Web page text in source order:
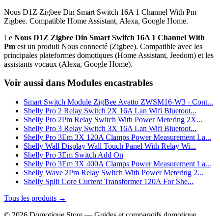
Nous D1Z Zigbee Din Smart Switch 16A 1 Channel With Pm —
Zigbee. Compatible Home Assistant, Alexa, Google Home.
Le Nous D1Z Zigbee Din Smart Switch 16A 1 Channel With
Pm est un produit Nous connecté (Zigbee). Compatible avec les
principales plateformes domotiques (Home Assistant, Jeedom) et les
assistants vocaux (Alexa, Google Home).
Voir aussi dans Modules encastrables
Smart Switch Module ZigBee Avatto ZWSM16-W3 - Cont...
Shelly Pro 2 Relay Switch 2X 16A Lan Wifi Bluetoot...
Shelly Pro 2Pm Relay Switch With Power Metering 2X...
Shelly Pro 3 Relay Switch 3X 16A Lan Wifi Bluetoot...
Shelly Pro 3Em 3X 120A Clamps Power Measurement La...
Shelly Wall Display Wall Touch Panel With Relay Wi...
Shelly Pro 3Em Switch Add On
Shelly Pro 3Em 3X 400A Clamps Power Measurement La...
Shelly Wave 2Pm Relay Switch With Power Metering 2...
Shelly Split Core Current Transformer 120A For She...
Tous les produits →